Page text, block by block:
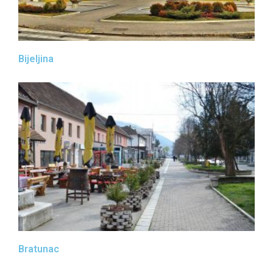
Bijeljina
Bratunac